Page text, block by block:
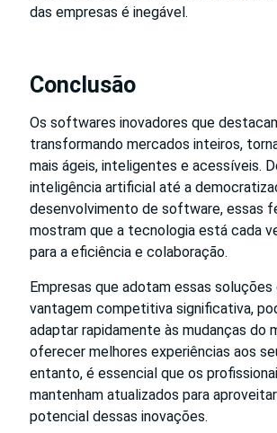
das empresas é inegável.
Conclusão
Os softwares inovadores que
transformando mercados inteiros,
mais ágeis, inteligentes e acessíveis.
inteligência artificial até a
desenvolvimento de software, essas
mostram que a tecnologia está cada
para a eficiência e colaboração.
Empresas que adotam essas soluções
vantagem competitiva significativa,
adaptar rapidamente às mudanças do
oferecer melhores experiências aos
entanto, é essencial que os
mantenham atualizados para
potencial dessas inovações.